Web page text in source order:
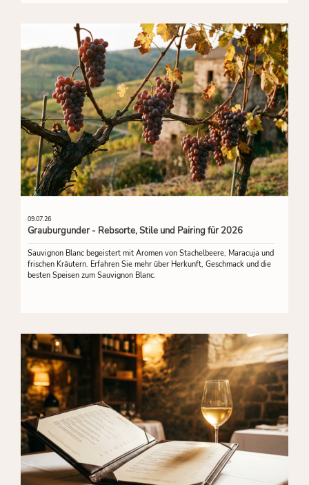
09.07.26
Grauburgunder - Rebsorte, Stile und Pairing für 2026
Sauvignon Blanc begeistert mit Aromen von Stachelbeere, Maracuja und
frischen Kräutern. Erfahren Sie mehr über Herkunft, Geschmack und die
besten Speisen zum Sauvignon Blanc.